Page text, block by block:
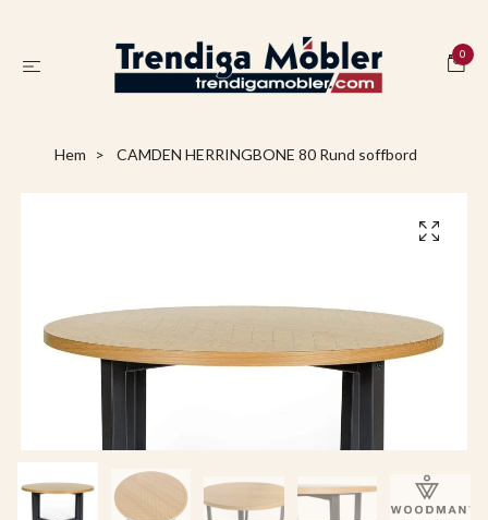
0
Hem CAMDEN HERRINGBONE 80 Rund soffbord